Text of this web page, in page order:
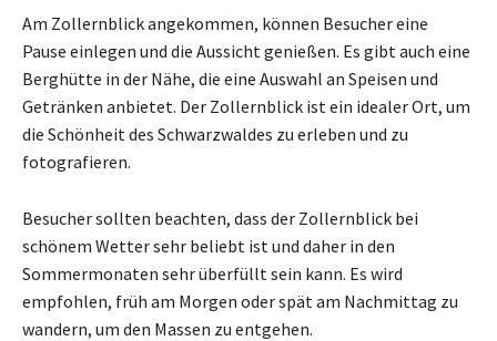
Am Zollernblick angekommen, können Besucher eine
Pause einlegen und die Aussicht genießen. Es gibt auch eine
Berghütte in der Nähe, die eine Auswahl an Speisen und
Getränken anbietet. Der Zollernblick ist ein idealer Ort, um
die Schönheit des Schwarzwaldes zu erleben und zu
fotografieren.
Besucher sollten beachten, dass der Zollernblick bei
schönem Wetter sehr beliebt ist und daher in den
Sommermonaten sehr überfüllt sein kann. Es wird
empfohlen, früh am Morgen oder spät am Nachmittag zu
wandern, um den Massen zu entgehen.